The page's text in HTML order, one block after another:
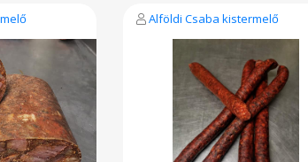
Alföldi Csaba kistermelő